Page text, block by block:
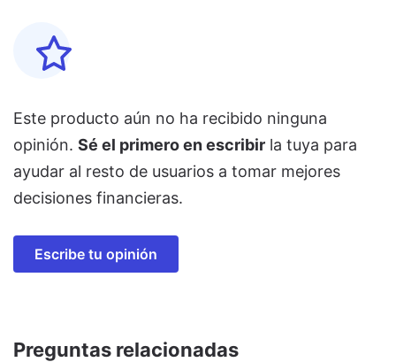
Este producto aún no ha recibido ninguna
opinión. Sé el primero en escribir la tuya para
ayudar al resto de usuarios a tomar mejores
decisiones financieras.
Escribe tu opinión
Preguntas relacionadas